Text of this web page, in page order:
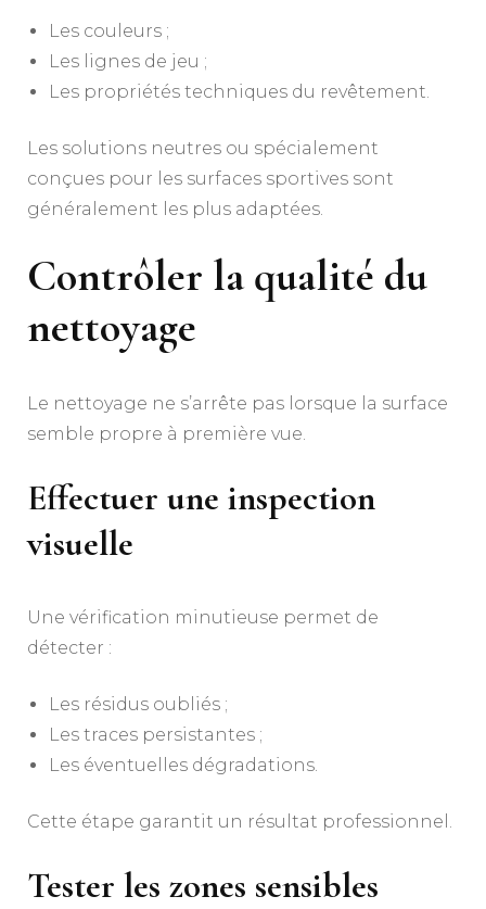
Les couleurs ;
Les lignes de jeu ;
Les propriétés techniques du revêtement.
Les solutions neutres ou spécialement
conçues pour les surfaces sportives sont
généralement les plus adaptées.
Contrôler la qualité du
nettoyage
Le nettoyage ne s’arrête pas lorsque la surface
semble propre à première vue.
Effectuer une inspection
visuelle
Une vérification minutieuse permet de
détecter :
Les résidus oubliés ;
Les traces persistantes ;
Les éventuelles dégradations.
Cette étape garantit un résultat professionnel.
Tester les zones sensibles